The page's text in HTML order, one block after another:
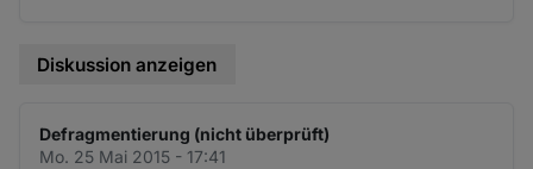
Diskussion anzeigen
Defragmentierung (nicht überprüft)
Mo. 25 Mai 2015 - 17:41